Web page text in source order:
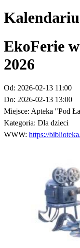
EkoFerie
2026
Od: 2026-02-13 11:00
Do: 2026-02-13 13:00
Miejsce: Apteka "Pod
Kategoria: Dla dzieci
WWW: https://